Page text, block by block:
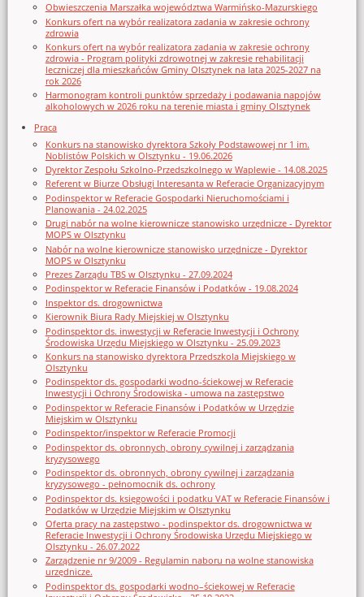
Obwieszczenia Marszałka województwa Warmińsko-Mazurskiego
Konkurs ofert na wybór realizatora zadania w zakresie ochrony
zdrowia
Konkurs ofert na wybór realizatora zadania w zakresie ochrony
zdrowia - Program polityki zdrowotnej w zakresie rehabilitacji
leczniczej dla mieszkańców Gminy Olsztynek na lata 2025-2027 na
rok 2026
Harmonogram kontroli punktów sprzedaży i podawania napojów
alkoholowych w 2026 roku na terenie miasta i gminy Olsztynek
Praca
Konkurs na stanowisko dyrektora Szkoły Podstawowej nr 1 im.
Noblistów Polskich w Olsztynku - 19.06.2026
Dyrektor Zespołu Szkolno-Przedszkolnego w Waplewie - 14.08.2025
Referent w Biurze Obsługi Interesanta w Referacie Organizacyjnym
Podinspektor w Referacie Gospodarki Nieruchomościami i
Planowania - 24.02.2025
Drugi nabór na wolne kierownicze stanowisko urzędnicze - Dyrektor
MOPS w Olsztynku
Nabór na wolne kierownicze stanowisko urzędnicze - Dyrektor
MOPS w Olsztynku
Prezes Zarządu TBS w Olsztynku - 27.09.2024
Podinspektor w Referacie Finansów i Podatków - 19.08.2024
Inspektor ds. drogownictwa
Kierownik Biura Rady Miejskiej w Olsztynku
Podinspektor ds. inwestycji w Referacie Inwestycji i Ochrony
Środowiska Urzędu Miejskiego w Olsztynku - 25.09.2023
Konkurs na stanowisko dyrektora Przedszkola Miejskiego w
Olsztynku
Podinspektor ds. gospodarki wodno-ściekowej w Referacie
Inwestycji i Ochrony Środowiska - umowa na zastępstwo
Podinspektor w Referacie Finansów i Podatków w Urzędzie
Miejskim w Olsztynku
Podinspektor/inspektor w Referacie Promocji
Podinspektor ds. obronnych, obrony cywilnej i zarządzania
kryzysowego
Podinspektor ds. obronnych, obrony cywilnej i zarządzania
kryzysowego - pełnomocnik ds. ochrony
Podinspektor ds. księgowości i podatku VAT w Referacie Finansów i
Podatków w Urzędzie Miejskim w Olsztynku
Oferta pracy na zastępstwo - podinspektor ds. drogownictwa w
Referacie Inwestycji i Ochrony Środowiska Urzędu Miejskiego w
Olsztynku - 26.07.2022
Zarządzenie nr 9/2009 - Regulamin naboru na wolne stanowiska
urzędnicze.
Podinspektor ds. gospodarki wodno–ściekowej w Referacie